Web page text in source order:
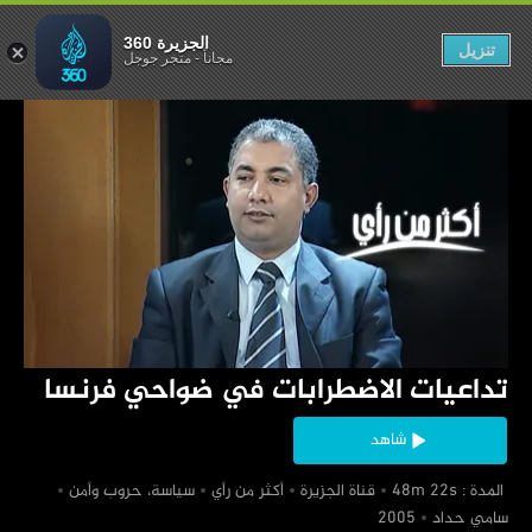
‏تداعيات الاضطرابات في ضواحي فرنسا
شاهد
‏ المدة : 48m 22s
‏قناة الجزيرة ‏أكثر من رأي
‏سياسة، حروب وأمن
‏سامي حداد
ضواحي فرنسا
الجزيرة 360
مجاناً-متجر جوجل تنزيل